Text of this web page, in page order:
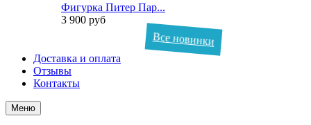
Фигурка Питер Пар...
3 900 руб
Все новинки
Доставка и оплата
Отзывы
Контакты
Меню